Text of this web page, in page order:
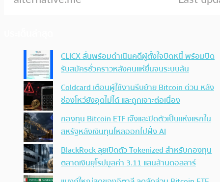
CLICX ลั่นพร้อมดำเนินคดีผู้ตั้งใจบิดหนี้ พร้อมปิด
รับสมัครชั่วคราวหลังคนแห่ยื่นจนระบบล้น
Coldcard เตือนผู้ใช้งานรีบย้าย Bitcoin ด่วน หลัง
ช่องโหว่ยังอุดไม่ได้ และถูกเจาะต่อเนื่อง
กองทุน Bitcoin ETF เจ๊งและปิดตัวเป็นแห่งแรกใน
สหรัฐหลังเงินทุนไหลออกไปฝั่ง AI
BlackRock ลุยเปิดตัว Tokenized สำหรับกองทุน
ตลาดเงินยุโรปมูลค่า 3.11 แสนล้านดอลลาร์